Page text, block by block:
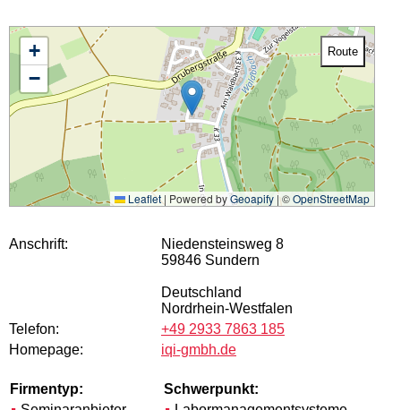
+
−
Route
Leaflet | Powered byGeoapify| ©OpenStreetMap
Anschrift:
Niedensteinsweg 8
59846 Sundern
Deutschland
Nordrhein-Westfalen
Telefon:
+49 2933 7863 185
Homepage:
iqi-gmbh.de
Firmentyp:
Schwerpunkt: